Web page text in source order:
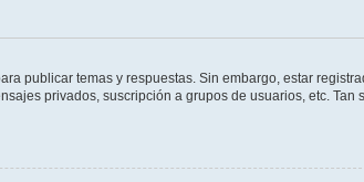
publicar temas y respuestas. Sin embargo, estar
privados, suscripción a grupos de usuarios, etc. Tan